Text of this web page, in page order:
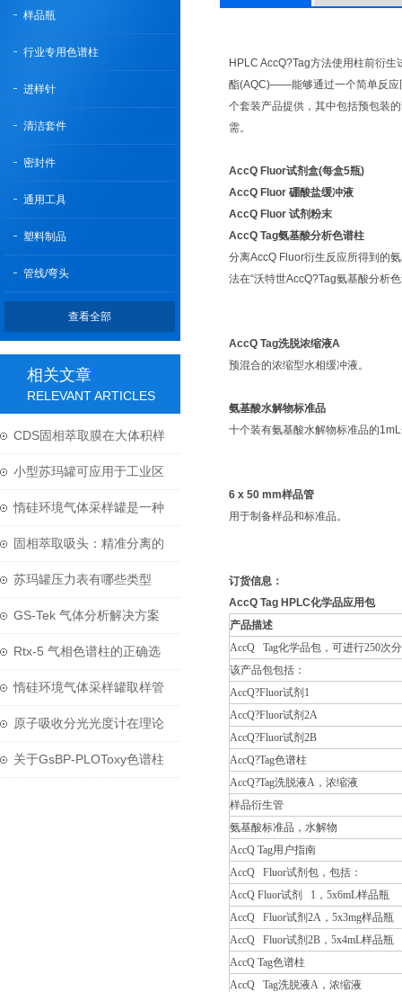
样品瓶
行业专用色谱柱
进样针
清洁套件
密封件
通用工具
塑料制品
管线/弯头
查看全部
相关文章
RELEVANT ARTICLES
CDS固相萃取膜在大体积样
品前处理中的技术应用
小型苏玛罐可应用于工业区
复杂的环境空气
惰硅环境气体采样罐是一种
不锈钢容器
固相萃取吸头：精准分离的
微型化学实验室
苏玛罐压力表有哪些类型
呢？又该怎么选呢？
GS-Tek 气体分析解决方案
Rtx-5 气相色谱柱的正确选
型
惰硅环境气体采样罐取样管
线的选择须知
原子吸收分光光度计在理论
研究中的应用
关于GsBP-PLOToxy色谱柱
HPLC AccQ?Tag方法使用柱前衍
酯(AQC)——能够通过一个简单反应
个套装产品提供，其中包括预包装
需。
AccQ Fluor试剂盒(每盒5瓶)
AccQ Fluor 硼酸盐缓冲液
AccQ Fluor 试剂粉末
AccQ Tag氨基酸分析色谱柱
分离AccQ Fluor衍生反应所得到的
法在“沃特世AccQ?Tag氨基酸分析
AccQ Tag洗脱浓缩液A
预混合的浓缩型水相缓冲液。
氨基酸水解物标准品
十个装有氨基酸水解物标准品的
6 x 50 mm样品管
用于制备样品和标准品。
订货信息：
AccQ Tag HPLC化学品应用包
产品描述
AccQ Tag化学品包，可进行250次
该产品包包括：
AccQ?Fluor试剂1
AccQ?Fluor试剂2A
AccQ?Fluor试剂2B
AccQ?Tag色谱柱
AccQ?Tag洗脱液A，浓缩液
样品衍生管
氨基酸标准品，水解物
AccQ Tag用户指南
AccQ Fluor试剂包，包括：
AccQ Fluor试剂 1，5x6mL样品瓶
AccQ Fluor试剂2A，5x3mg样品瓶
AccQ Fluor试剂2B，5x4mL样品瓶
AccQ Tag色谱柱
AccQ Tag洗脱液A，浓缩液